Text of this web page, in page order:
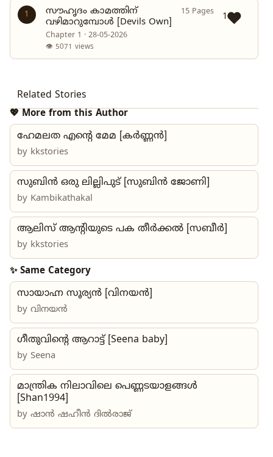
1
സൗഹൃദം കാമത്തിന്
വഴിമാറുമ്പോൾ [Devils Own]
15 Pages
Chapter 1 · 28-05-2026
👁 5071 views
1
Related Stories
💖 More from this Author
ഹേമലത എന്റെ മേമ [കർണ്ണൻ]
by kkstories
സുബിൻ ഒരു ലില്ലിപുട് [സുബിൻ ജോണി]
by Kambikathakal
ആലിസ് ആന്റിയുടെ പക തീർക്കൽ [സബീർ]
by kkstories
✨ Same Category
സായാഹ്ന സൂര്യൻ [വിനയൻ]
by വിനയൻ
ഗീതുവിന്റെ ആറാട്ട് [Seena baby]
by Seena
മാന്ത്രിക നിലാവിലെ പെണ്ണടയാളങ്ങൾ
[Shan1994]
by ഷാൻ ഷഹീൻ ദിൽരാജ്